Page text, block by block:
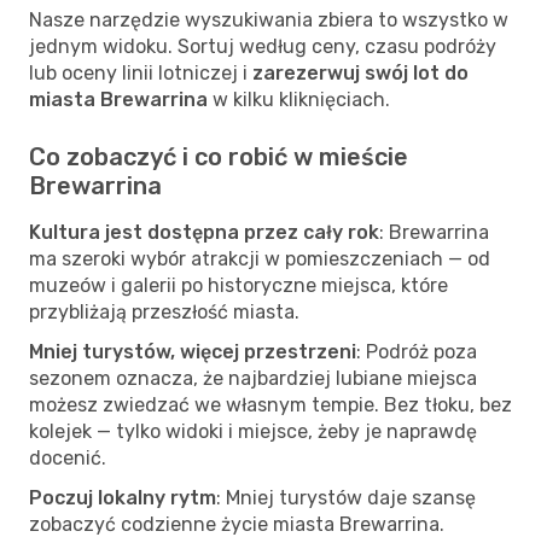
Nasze narzędzie wyszukiwania zbiera to wszystko w
jednym widoku. Sortuj według ceny, czasu podróży
lub oceny linii lotniczej i zarezerwuj swój lot do
miasta Brewarrina w kilku kliknięciach.
Co zobaczyć i co robić w mieście
Brewarrina
Kultura jest dostępna przez cały rok: Brewarrina
ma szeroki wybór atrakcji w pomieszczeniach — od
muzeów i galerii po historyczne miejsca, które
przybliżają przeszłość miasta.
Mniej turystów, więcej przestrzeni: Podróż poza
sezonem oznacza, że najbardziej lubiane miejsca
możesz zwiedzać we własnym tempie. Bez tłoku, bez
kolejek — tylko widoki i miejsce, żeby je naprawdę
docenić.
Poczuj lokalny rytm: Mniej turystów daje szansę
zobaczyć codzienne życie miasta Brewarrina.